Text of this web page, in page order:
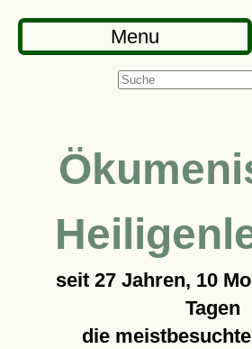
Menu
seit 27 Jahren, 10
Tagen
die